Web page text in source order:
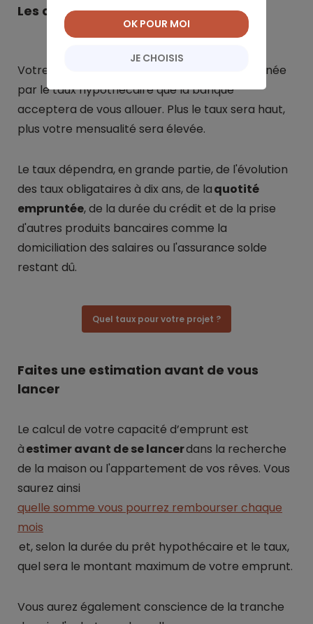
Les autres paramètres
Votre capacité d'emprunt sera aussi déterminée
par le taux hypothécaire que la banque
acceptera de vous allouer. Plus le taux sera haut,
plus votre mensualité sera élevée.
Le taux dépendra, en grande partie, de l'évolution
des taux obligataires à dix ans, de laquotité
empruntée, de la durée du crédit et de la prise
d'autres produits bancaires comme la
domiciliation des salaires ou l'assurance solde
restant dû.
Quel taux pour votre projet ?
Faites une estimation avant de vous
lancer
Le calcul de votre capacité d’emprunt est
àestimer avant de se lancerdans la recherche
de la maison ou l'appartement de vos rêves. Vous
saurez ainsi
quelle somme vous pourrez rembourser chaque
mois
et, selon la durée du prêt hypothécaire et le taux,
quel sera le montant maximum de votre emprunt.
Vous aurez également conscience de la tranche
JE CHOISIS
OK POUR MOI